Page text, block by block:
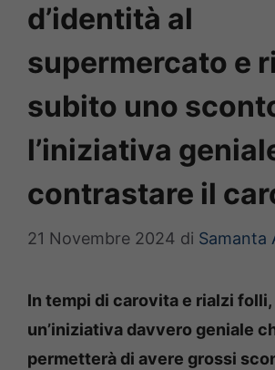
d’identità al
supermercato e
subito uno
l’iniziativa
contrastare il
21 Novembre 2024 di Samanta
In tempi di carovita e rialzi
un’iniziativa davvero geniale
permetterà di avere grossi